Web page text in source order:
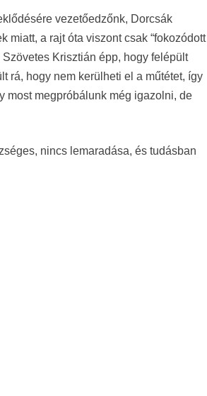
vezetőedzőnk, Dorcsák
miatt, a rajt óta viszont csak “fokozódott
Krisztián épp, hogy felépült
rá, hogy nem kerülheti el a műtétet, így
most megpróbálunk még igazolni, de
nincs lemaradása, és tudásban